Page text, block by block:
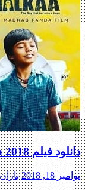
دانلود فیلم Halkaa 2018
نوامبر 18, 2018